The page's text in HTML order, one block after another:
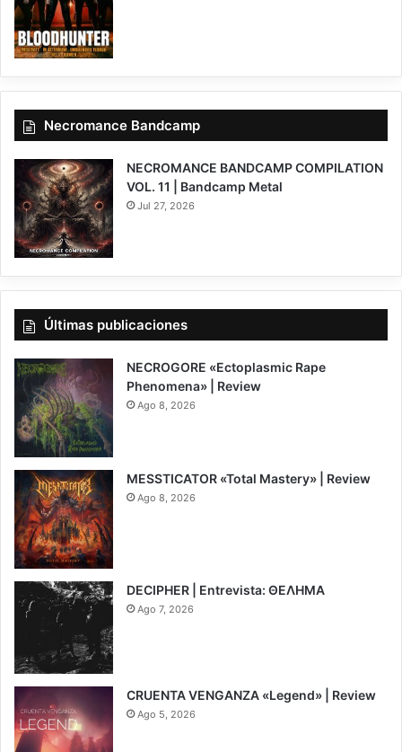
Necromance Bandcamp
NECROMANCE BANDCAMP COMPILATION
VOL. 11 | Bandcamp Metal
Jul 27, 2026
Últimas publicaciones
NECROGORE «Ectoplasmic Rape
Phenomena» | Review
Ago 8, 2026
6.5
MESSTICATOR «Total Mastery» | Review
Ago 8, 2026
DECIPHER | Entrevista: ΘΕΛΗΜΑ
Ago 7, 2026
CRUENTA VENGANZA «Legend» | Review
Ago 5, 2026